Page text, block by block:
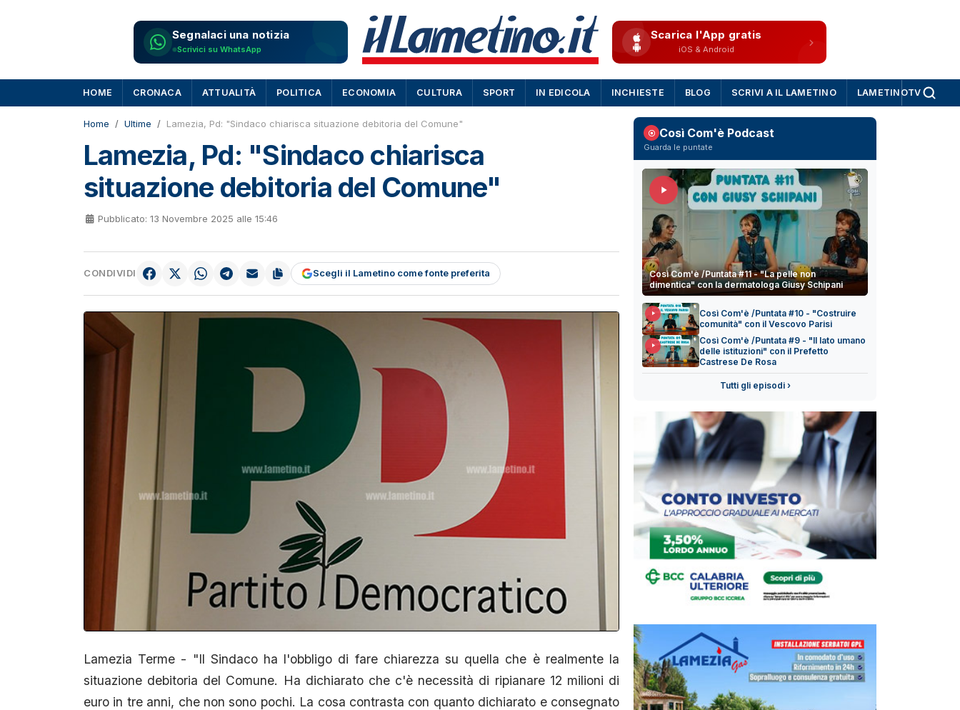
Segnalaci una notizia
Scrivici su WhatsApp
Scarica l'App gratis
iOS & Android
HOME CRONACA ATTUALITÀ POLITICA ECONOMIA CULTURA SPORT IN EDICOLA INCHIESTE BLOG SCRIVI A IL LAMETINO LAMETINOTV
Home Ultime Lamezia, Pd: "Sindaco chiarisca situazione debitoria del Comune"
Lamezia, Pd: "Sindaco chiarisca
situazione debitoria del Comune"
Pubblicato: 13 Novembre 2025 alle 15:46
CONDIVIDI Scegli il Lametino come fonte preferita
Lamezia Terme - "Il Sindaco ha l'obbligo di fare chiarezza su quella che è realmente la
situazione debitoria del Comune. Ha dichiarato che c'è necessità di ripianare 12 milioni di
euro in tre anni, che non sono pochi. La cosa contrasta con quanto dichiarato e consegnato
Così Com'è Podcast
Guarda le puntate
Così Com'è /Puntata #11 - "La pelle non
dimentica" con la dermatologa Giusy Schipani
Così Com'è /Puntata #10 - "Costruire
comunità" con il Vescovo Parisi
Così Com'è /Puntata #9 - "Il lato umano
delle istituzioni" con il Prefetto
Castrese De Rosa
Tutti gli episodi ›